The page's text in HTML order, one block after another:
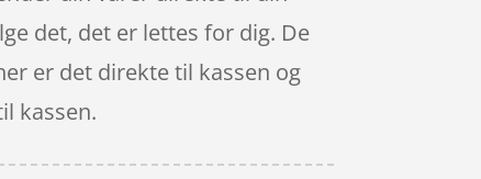
det, det er lettes for dig. De
er det direkte til kassen og
kassen.